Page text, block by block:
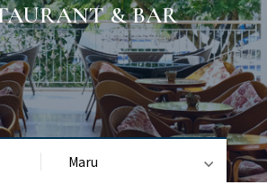
& BAR
Maru